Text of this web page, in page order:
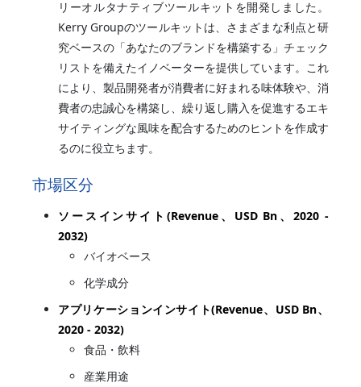
リーオルタナティブツールキットを開発しました。
Kerry Groupのツールキットは、さまざまな利点と研
究ベースの「あなたのブランドを構築する」チェック
リストを備えたイノベーターを提供しています。これ
により、製品開発者が消費者に好まれる味体験や、消
費者の忠誠心を構築し、繰り返し購入を促進するエキ
サイティングな風味を配合するためのヒントを作成す
るのに役立ちます。
市場区分
ソースインサイト(Revenue、USD Bn、2020 -
2032)
バイオベース
化学成分
アプリケーションインサイト(Revenue、USD Bn、
2020 - 2032)
食品・飲料
産業用途